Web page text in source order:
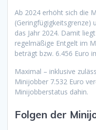
Ab 2024 erhöht sich die
(Geringfügigkeitsgrenze)
das Jahr 2024. Damit
regelmäßige Entgelt im
beträgt bzw. 6.456 Euro
Maximal – inklusive
Minijobber 7.532 Euro
Minijobberstatus dahin.
Folgen der